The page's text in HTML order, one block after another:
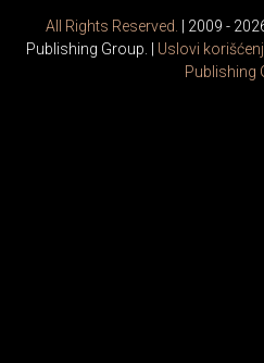
All Rights Reserved. | 2009 -
Publishing Group. | Uslovi
Publishing